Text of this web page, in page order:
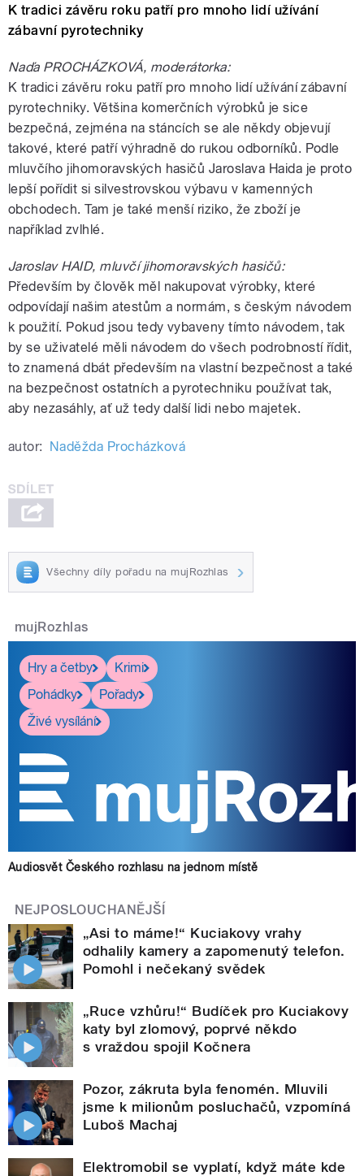
K tradici závěru roku patří pro mnoho lidí užívání
zábavní pyrotechniky
Naďa PROCHÁZKOVÁ, moderátorka:
K tradici závěru roku patří pro mnoho lidí užívání zábavní
pyrotechniky. Většina komerčních výrobků je sice
bezpečná, zejména na stáncích se ale někdy objevují
takové, které patří výhradně do rukou odborníků. Podle
mluvčího jihomoravských hasičů Jaroslava Haida je proto
lepší pořídit si silvestrovskou výbavu v kamenných
obchodech. Tam je také menší riziko, že zboží je
například zvlhlé.
Jaroslav HAID, mluvčí jihomoravských hasičů:
Především by člověk měl nakupovat výrobky, které
odpovídají našim atestům a normám, s českým návodem
k použití. Pokud jsou tedy vybaveny tímto návodem, tak
by se uživatelé měli návodem do všech podrobností řídit,
to znamená dbát především na vlastní bezpečnost a také
na bezpečnost ostatních a pyrotechniku používat tak,
aby nezasáhly, ať už tedy další lidi nebo majetek.
autor: Naděžda Procházková
Všechny díly pořadu na mujRozhlas
mujRozhlas
Hry a četby
Krimi
Pohádky
Pořady
Živé vysílání
Audiosvět Českého rozhlasu na jednom místě
NEJPOSLOUCHANĚJŠÍ
„Asi to máme!“ Kuciakovy vrahy
odhalily kamery a zapomenutý telefon.
Pomohl i nečekaný svědek
„Ruce vzhůru!“ Budíček pro Kuciakovy
katy byl zlomový, poprvé někdo
s vraždou spojil Kočnera
Pozor, zákruta byla fenomén. Mluvili
jsme k milionům posluchačů, vzpomíná
Luboš Machaj
Elektromobil se vyplatí, když máte kde